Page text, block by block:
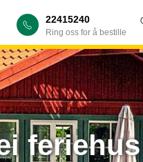
22415240
Ring oss for å bestille